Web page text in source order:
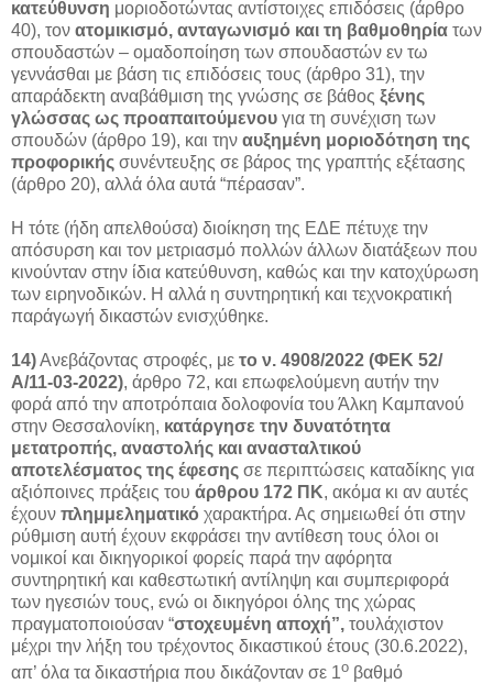
κατεύθυνση μοριοδοτώντας αντίστοιχες επιδόσεις (άρθρο
40), τον ατομικισμό, ανταγωνισμό και τη βαθμοθηρία των
σπουδαστών – ομαδοποίηση των σπουδαστών εν τω
γεννάσθαι με βάση τις επιδόσεις τους (άρθρο 31), την
απαράδεκτη αναβάθμιση της γνώσης σε βάθος ξένης
γλώσσας ως προαπαιτούμενου για τη συνέχιση των
σπουδών (άρθρο 19), και την αυξημένη μοριοδότηση της
προφορικής συνέντευξης σε βάρος της γραπτής εξέτασης
(άρθρο 20), αλλά όλα αυτά “πέρασαν”.
Η τότε (ήδη απελθούσα) διοίκηση της ΕΔΕ πέτυχε την
απόσυρση και τον μετριασμό πολλών άλλων διατάξεων που
κινούνταν στην ίδια κατεύθυνση, καθώς και την κατοχύρωση
των ειρηνοδικών. Η αλλά η συντηρητική και τεχνοκρατική
παράγωγή δικαστών ενισχύθηκε.
14)Ανεβάζοντας στροφές, με το ν. 4908/2022 (ΦΕΚ 52/
Α/11-03-2022), άρθρο 72, και επωφελούμενη αυτήν την
φορά από την αποτρόπαια δολοφονία του Άλκη Καμπανού
στην Θεσσαλονίκη, κατάργησε την δυνατότητα
μετατροπής, αναστολής και ανασταλτικού
αποτελέσματος της έφεσης σε περιπτώσεις καταδίκης για
αξιόποινες πράξεις του άρθρου 172 ΠΚ, ακόμα κι αν αυτές
έχουν πλημμεληματικό χαρακτήρα. Ας σημειωθεί ότι στην
ρύθμιση αυτή έχουν εκφράσει την αντίθεση τους όλοι οι
νομικοί και δικηγορικοί φορείς παρά την αφόρητα
συντηρητική και καθεστωτική αντίληψη και συμπεριφορά
των ηγεσιών τους, ενώ οι δικηγόροι όλης της χώρας
πραγματοποιούσαν “στοχευμένη αποχή”, τουλάχιστον
μέχρι την λήξη του τρέχοντος δικαστικού έτους (30.6.2022),
απ’ όλα τα δικαστήρια που δικάζονταν σε 1ο βαθμό